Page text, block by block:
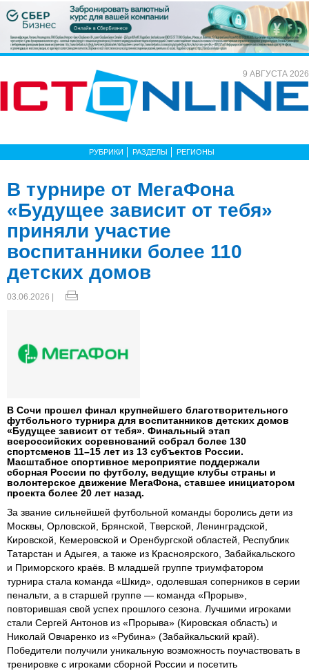
9 АВГУСТА 2026
РУБРИКИ РАЗДЕЛЫ РЕГИОНЫ
В турнире от МегаФона
«Будущее зависит от тебя»
приняли участие
воспитанники более 110
детских домов
03.06.2026 |
В Сочи прошел финал крупнейшего благотворительного
футбольного турнира для воспитанников детских домов
«Будущее зависит от тебя». Финальный этап
всероссийских соревнований собрал более 130
спортсменов 11–15 лет из 13 субъектов России.
Масштабное спортивное мероприятие поддержали
сборная России по футболу, ведущие клубы страны и
волонтерское движение МегаФона, ставшее инициатором
проекта более 20 лет назад.
За звание сильнейшей футбольной команды боролись дети из
Москвы, Орловской, Брянской, Тверской, Ленинградской,
Кировской, Кемеровской и Оренбургской областей, Республик
Татарстан и Адыгея, а также из Красноярского, Забайкальского
и Приморского краёв. В младшей группе триумфатором
турнира стала команда «Шкид», одолевшая соперников в серии
пенальти, а в старшей группе — команда «Прорыв»,
повторившая свой успех прошлого сезона. Лучшими игроками
стали Сергей Антонов из «Прорыва» (Кировская область) и
Николай Овчаренко из «Рубина» (Забайкальский край).
Победители получили уникальную возможность поучаствовать в
тренировке с игроками сборной России и посетить